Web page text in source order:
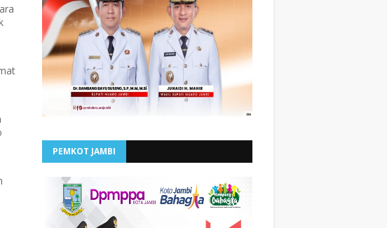
PEMKOT JAMBI